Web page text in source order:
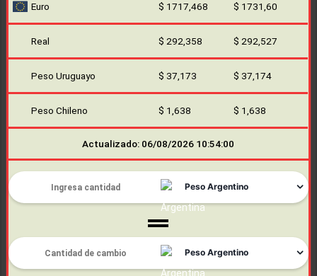
Euro $ 1717,468 $ 1731,60
Real $ 292,358 $ 292,527
Peso Uruguayo $ 37,173 $ 37,174
Peso Chileno $ 1,638 $ 1,638
Actualizado: 06/08/2026 10:54:00